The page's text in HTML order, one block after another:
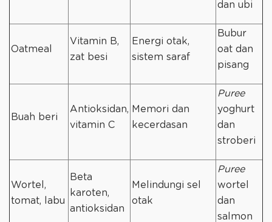
dan ubi
Oatmeal
Vitamin B,
zat besi
Energi otak,
sistem saraf
Bubur
oat dan
pisang
Buah beri
Antioksidan,
vitamin C
Memori dan
kecerdasan
Puree
yoghurt
dan
stroberi
Wortel,
tomat, labu
Beta
karoten,
antioksidan
Melindungi sel
otak
Puree
wortel
dan
salmon